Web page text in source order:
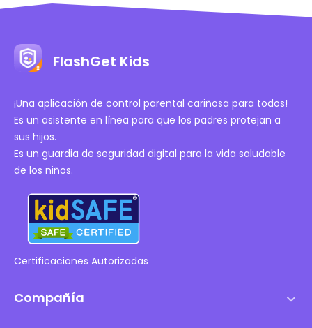
FlashGet Kids
¡Una aplicación de control parental cariñosa para todos!
Es un asistente en línea para que los padres protejan a
sus hijos.
Es un guardia de seguridad digital para la vida saludable
de los niños.
Certificaciones Autorizadas
Compañía